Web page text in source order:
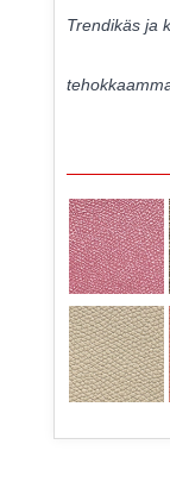
Trendikäs ja